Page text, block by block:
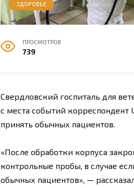
ЗДОРОВЬЕ
ПРОСМОТРОВ
739
Свердловский госпиталь для
с места событий
принять обычных пациентов.
«После обработки корпуса
контрольные пробы, в случае
обычных пациентов», —